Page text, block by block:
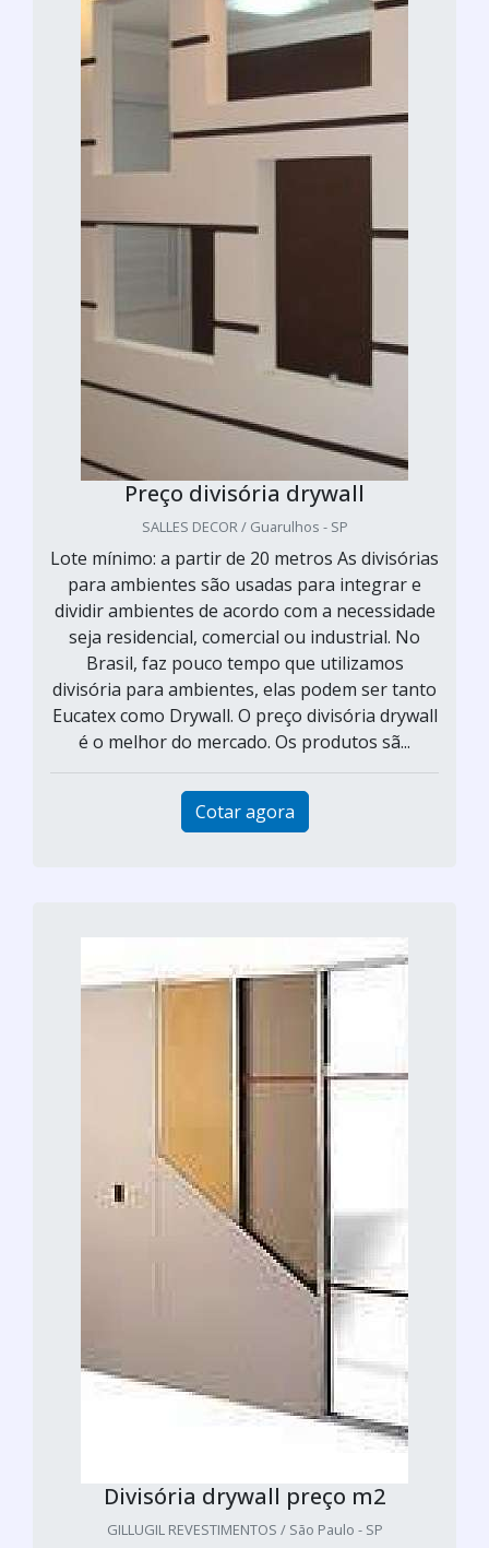
Preço divisória drywall
SALLES DECOR / Guarulhos - SP
Lote mínimo: a partir de 20 metros As divisórias
para ambientes são usadas para integrar e
dividir ambientes de acordo com a necessidade
seja residencial, comercial ou industrial. No
Brasil, faz pouco tempo que utilizamos
divisória para ambientes, elas podem ser tanto
Eucatex como Drywall. O preço divisória drywall
é o melhor do mercado. Os produtos sã...
Cotar agora
Divisória drywall preço m2
GILLUGIL REVESTIMENTOS / São Paulo - SP